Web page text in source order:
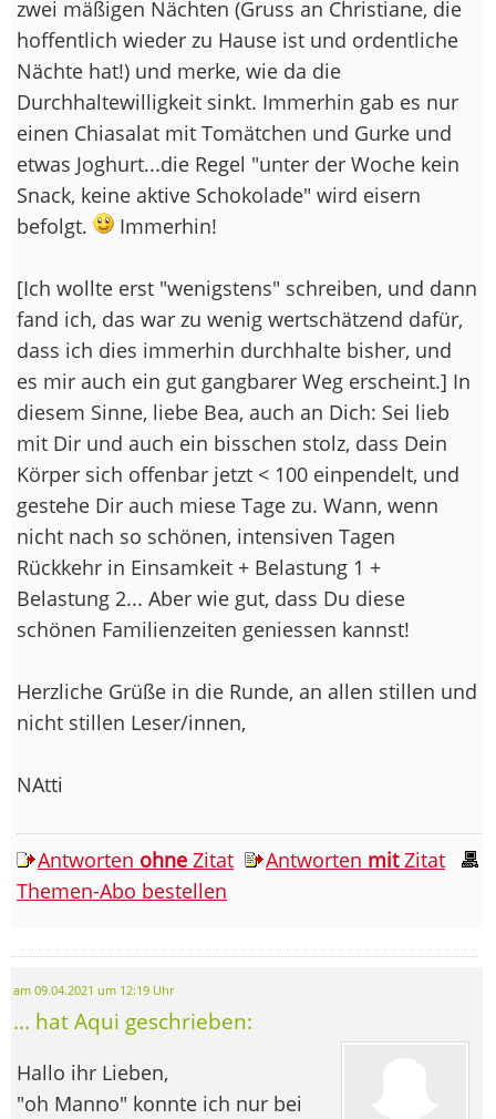
zwei mäßigen Nächten (Gruss an Christiane, die
hoffentlich wieder zu Hause ist und ordentliche
Nächte hat!) und merke, wie da die
Durchhaltewilligkeit sinkt. Immerhin gab es nur
einen Chiasalat mit Tomätchen und Gurke und
etwas Joghurt...die Regel "unter der Woche kein
Snack, keine aktive Schokolade" wird eisern
befolgt.
Immerhin!
[Ich wollte erst "wenigstens" schreiben, und dann
fand ich, das war zu wenig wertschätzend dafür,
dass ich dies immerhin durchhalte bisher, und
es mir auch ein gut gangbarer Weg erscheint.] In
diesem Sinne, liebe Bea, auch an Dich: Sei lieb
mit Dir und auch ein bisschen stolz, dass Dein
Körper sich offenbar jetzt < 100 einpendelt, und
gestehe Dir auch miese Tage zu. Wann, wenn
nicht nach so schönen, intensiven Tagen
Rückkehr in Einsamkeit + Belastung 1 +
Belastung 2... Aber wie gut, dass Du diese
schönen Familienzeiten geniessen kannst!
Herzliche Grüße in die Runde, an allen stillen und
nicht stillen Leser/innen,
NAtti
Antworten ohne Zitat Antworten mitZitat
Themen-Abo bestellen
am 09.04.2021 um 12:19 Uhr
... hat Aqui geschrieben:
Hallo ihr Lieben,
"oh Manno" konnte ich nur bei